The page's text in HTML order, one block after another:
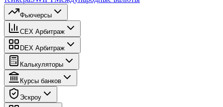
Фьючерсы
CEX Арбитраж
DEX Арбитраж
Калькуляторы
Курсы банков
Эскроу